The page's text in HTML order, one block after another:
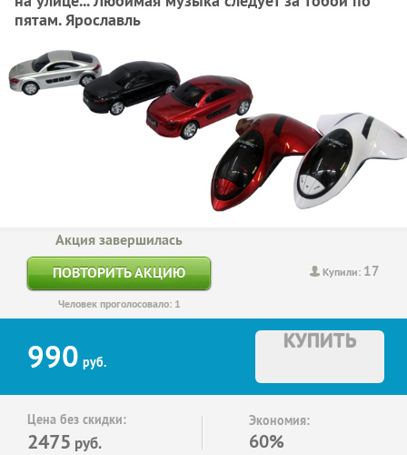
пятам. Ярославль
Купили: 17
Акция завершилась
ПОВТОРИТЬ АКЦИЮ
Человек проголосовало: 1
990 руб.
КУПИТЬ
Цена без скидки:
2475 руб.
Экономия:
60%